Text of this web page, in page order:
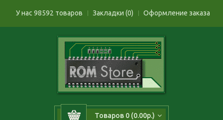
У нас 98592 товаров Закладки (0) Оформление заказа
Товаров 0 (0.00р.)